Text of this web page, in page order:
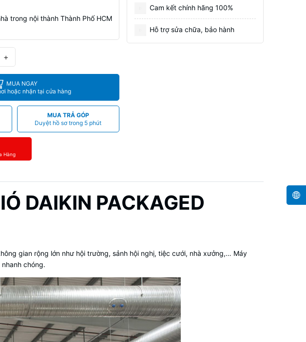
trong nội thành Thành Phố HCM
+
MUA NGAY
hoặc nhận tại cửa hàng
MUA TRẢ GÓP
Duyệt hồ sơ trong 5 phút
Hàng
Cam kết chính hãng 100%
Hỗ trợ sửa chữa, bảo hành
DAIKIN PACKAGED
gian rộng lớn như hội trường, sảnh hội nghị, tiệc cưới, nhà xưởng,… Máy
chóng.